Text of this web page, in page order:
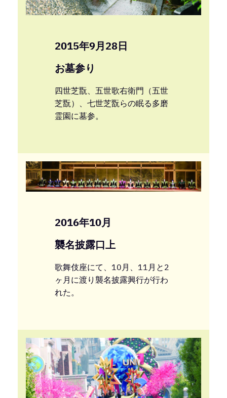
2015年9月28日
お墓参り
四世芝翫、五世歌右衛門（五世
芝翫）、七世芝翫らの眠る多磨
霊園に墓参。
2016年10月
襲名披露口上
歌舞伎座にて、10月、11月と2
ヶ月に渡り襲名披露興行が行わ
れた。